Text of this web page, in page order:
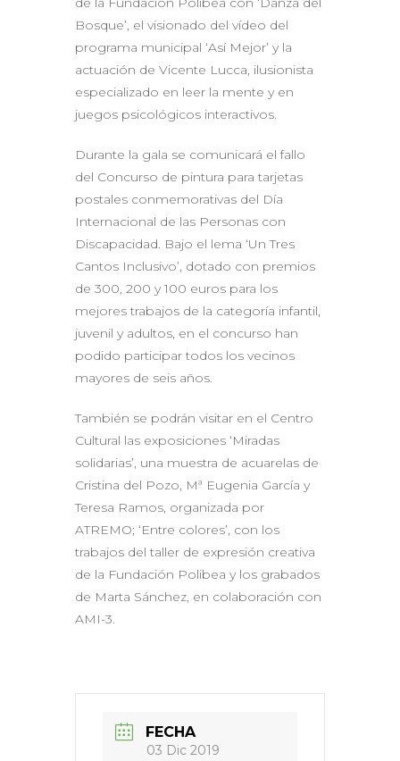
Bosque’, el visionado del vídeo del
programa municipal ‘Así Mejor’ y la
actuación de Vicente Lucca, ilusionista
especializado en leer la mente y en
juegos psicológicos interactivos.
Durante la gala se comunicará el fallo
del Concurso de pintura para tarjetas
postales conmemorativas del Día
Internacional de las Personas con
Discapacidad. Bajo el lema ‘Un Tres
Cantos Inclusivo’, dotado con premios
de 300, 200 y 100 euros para los
mejores trabajos de la categoría infantil,
juvenil y adultos, en el concurso han
podido participar todos los vecinos
mayores de seis años.
También se podrán visitar en el Centro
Cultural las exposiciones ‘Miradas
solidarias’, una muestra de acuarelas de
Cristina del Pozo, Mª Eugenia García y
Teresa Ramos, organizada por
ATREMO; ‘Entre colores’, con los
trabajos del taller de expresión creativa
de la Fundación Polibea y los grabados
de Marta Sánchez, en colaboración con
AMI-3.
FECHA
03 Dic 2019